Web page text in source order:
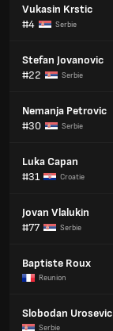
Vukasin Krstic
#4
Serbie
Stefan Jovanovic
#22
Serbie
Nemanja Petrovic
#30
Serbie
Luka Capan
#31
Croatie
Jovan Vlalukin
#77
Serbie
Baptiste Roux
Reunion
Slobodan Urosevic
Serbie